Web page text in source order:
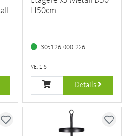
H50cm
305126-000-226
VE: 1 ST
Details